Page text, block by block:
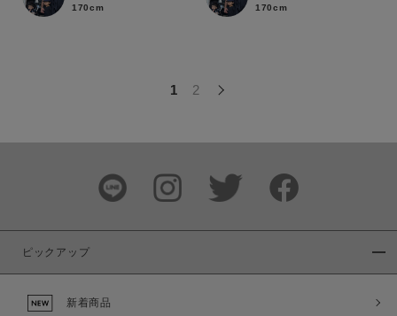
170cm
170cm
1 2
ピックアップ
新着商品